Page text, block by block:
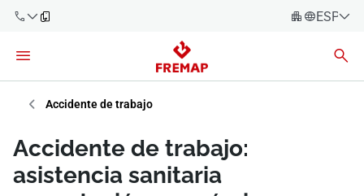
900 61 00
61
+34 91
919 61 61
Español
Empresas
Accidente de trabajo
Accidente de trabajo:
asistencia sanitaria